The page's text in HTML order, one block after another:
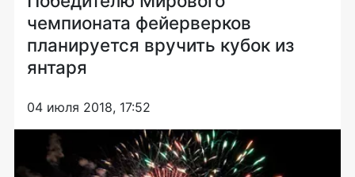
чемпионата фейерверков
планируется вручить кубок из
янтаря
04 июля 2018, 17:52